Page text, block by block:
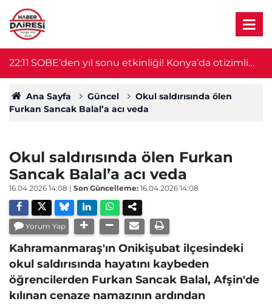
22:11 SOBE’den yıl sonu etkinliği! Konya’da otizimli
öğrenciler sahne aldı
Ana Sayfa Güncel
Okul saldırısında ölen
Furkan Sancak Balal’a acı veda
Okul saldırısında ölen Furkan
Sancak Balal’a acı veda
16.04.2026 14:08 | Son Güncelleme: 16.04.2026 14:08
Yorum Yap
Kahramanmaraş'ın Onikişubat ilçesindeki
okul saldırısında hayatını kaybeden
öğrencilerden Furkan Sancak Balal, Afşin'de
kılınan cenaze namazının ardından